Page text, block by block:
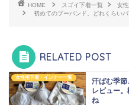
HOME スゴイ下着一覧
女
初めてのブーバンド。どれくらい
RELATED POST
女性用下着・インナー一覧
汗ばむ季
レビュー
ね